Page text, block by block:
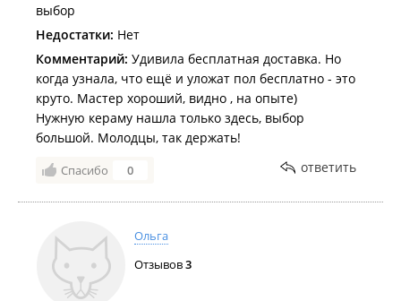
выбор
Недостатки: Нет
Комментарий: Удивила бесплатная доставка. Но
когда узнала, что ещё и уложат пол бесплатно - это
круто. Мастер хороший, видно , на опыте)
Нужную кераму нашла только здесь, выбор
большой. Молодцы, так держать!
Спасибо 0 ответить
Ольга
Отзывов3